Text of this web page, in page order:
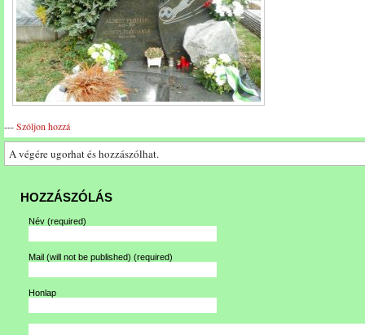
---Szóljon hozzá
A végére ugorhat és hozzászólhat.
HOZZÁSZÓLÁS
Név (required)
Mail (will not be published) (required)
Honlap